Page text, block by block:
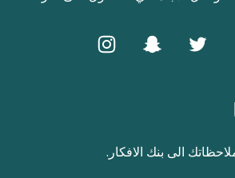
الى بنك الافكار.